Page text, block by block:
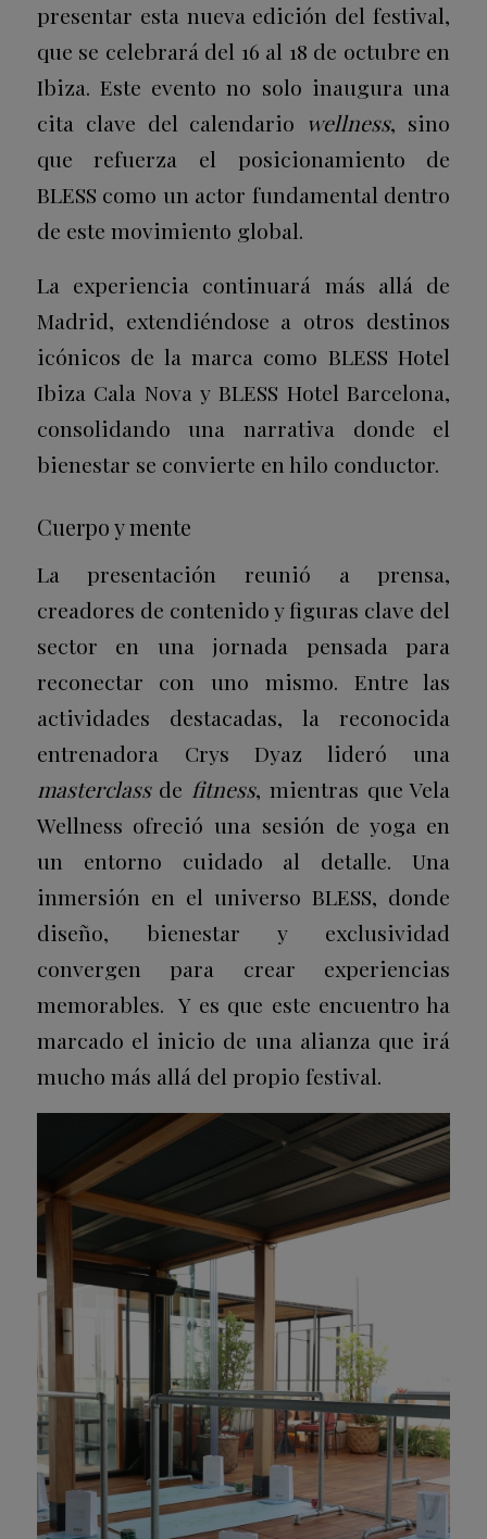
presentar esta nueva edición del festival,
que se celebrará del 16 al 18 de octubre en
Ibiza. Este evento no solo inaugura una
cita clave del calendario wellness, sino
que refuerza el posicionamiento de
BLESS como un actor fundamental dentro
de este movimiento global.
La experiencia continuará más allá de
Madrid, extendiéndose a otros destinos
icónicos de la marca como BLESS Hotel
Ibiza Cala Nova y BLESS Hotel Barcelona,
consolidando una narrativa donde el
bienestar se convierte en hilo conductor.
Cuerpo y mente
La presentación reunió a prensa,
creadores de contenido y figuras clave del
sector en una jornada pensada para
reconectar con uno mismo. Entre las
actividades destacadas, la reconocida
entrenadora Crys Dyaz lideró una
masterclassde fitness, mientras queVela
Wellness ofreció una sesión de yoga en
un entorno cuidado al detalle. Una
inmersión en el universo BLESS, donde
diseño, bienestar y exclusividad
convergen para crear experiencias
memorables. Y es que este encuentro ha
marcado el inicio de una alianza que irá
mucho más allá del propio festival.